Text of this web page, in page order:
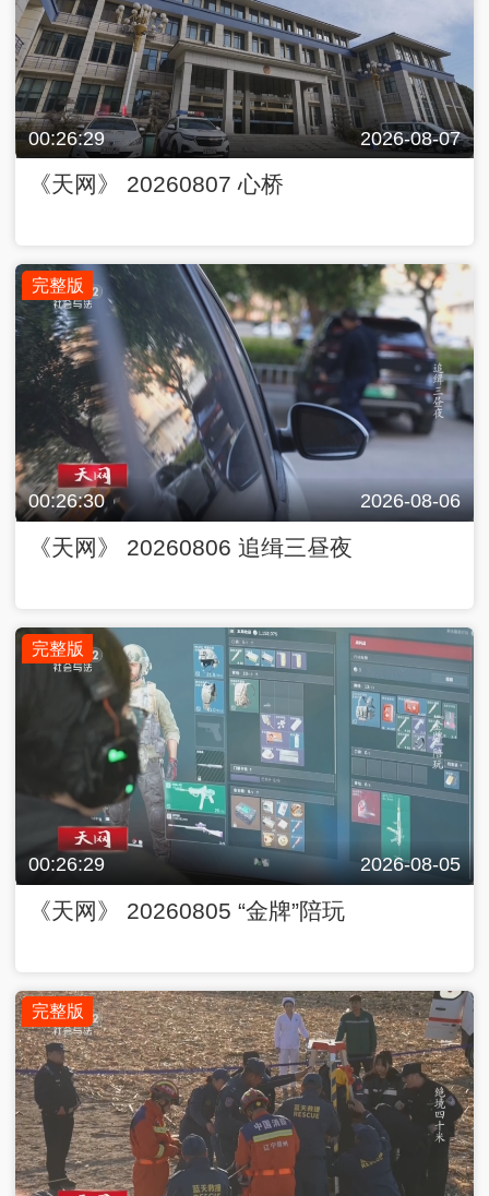
00:26:29 2026-08-07
《天网》 20260807 心桥
完整版
00:26:30 2026-08-06
《天网》 20260806 追缉三昼夜
完整版
00:26:29 2026-08-05
《天网》 20260805 “金牌”陪玩
完整版